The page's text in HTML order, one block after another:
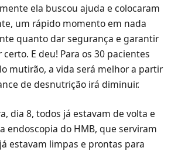
ela buscou ajuda e colocaram
um rápido momento em nada
quanto dar segurança e garantir
E deu! Para os 30 pacientes
mutirão, a vida será melhor a partir
de desnutrição irá diminuir.
dia 8, todos já estavam de volta e
endoscopia do HMB, que serviram
estavam limpas e prontas para